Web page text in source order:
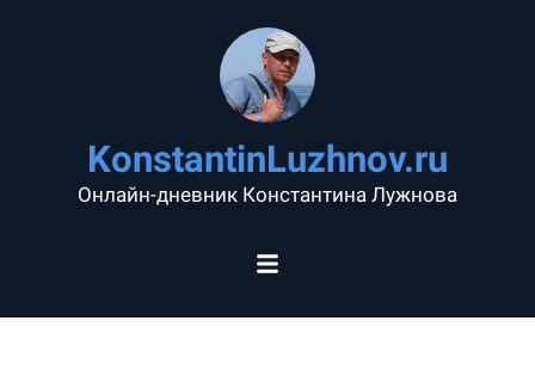
KonstantinLuzhnov.ru
Онлайн-дневник Константина Лужнова